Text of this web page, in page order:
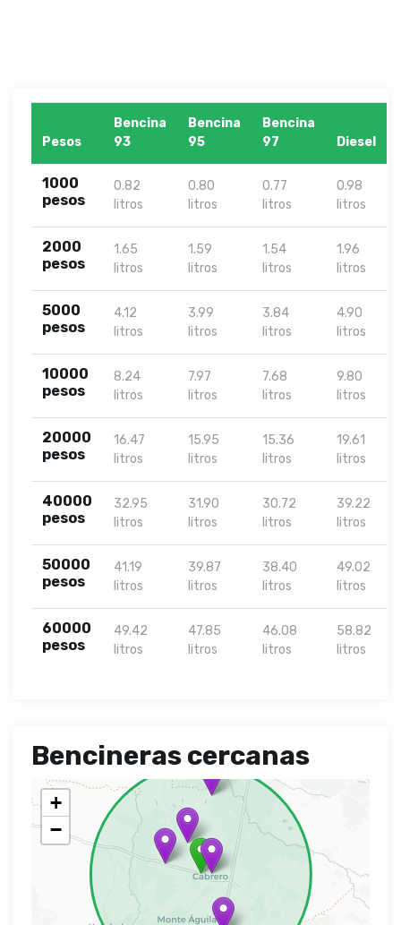
Pesos
Bencina
93
Bencina
95
Bencina
97
Diesel
1000
pesos
0.82
litros
0.80
litros
0.77
litros
0.98
litros
2000
pesos
1.65
litros
1.59
litros
1.54
litros
1.96
litros
5000
pesos
4.12
litros
3.99
litros
3.84
litros
4.90
litros
10000
pesos
8.24
litros
7.97
litros
7.68
litros
9.80
litros
20000
pesos
16.47
litros
15.95
litros
15.36
litros
19.61
litros
40000
pesos
32.95
litros
31.90
litros
30.72
litros
39.22
litros
50000
pesos
41.19
litros
39.87
litros
38.40
litros
49.02
litros
60000
pesos
49.42
litros
47.85
litros
46.08
litros
58.82
litros
Bencineras cercanas
+
−